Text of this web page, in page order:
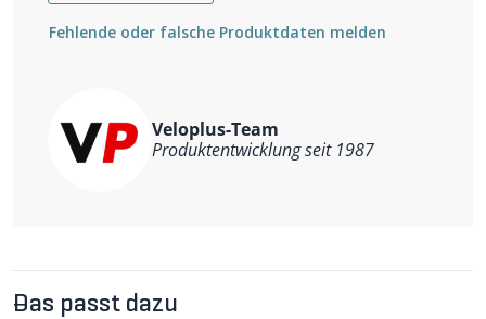
Fehlende oder falsche Produktdaten melden
Veloplus-Team
Produktentwicklung seit 1987
Das passt dazu